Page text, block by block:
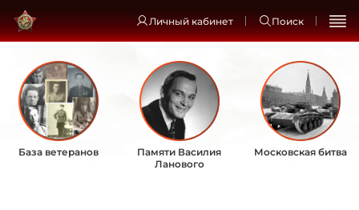
Личный кабинет Поиск
База ветеранов
Памяти Василия
Ланового
Московская битва